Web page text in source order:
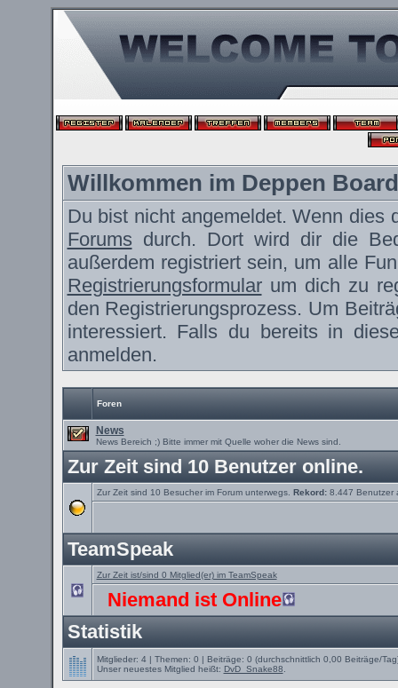
Willkommen im Deppen Board
Du bist nicht angemeldet. Wenn
Forums durch. Dort wird dir die
außerdem registriert sein, um alle
Registrierungsformularum dich zu
den Registrierungsprozess. Um
interessiert. Falls du bereits in
anmelden.
Foren
News
News Bereich ;) Bitte immer mit Quelle woher die News sind.
Zur Zeit sind 10 Benutzer online.
Zur Zeit sind 10 Besucher im Forum unterwegs. Rekord:8.447 Benutzer
TeamSpeak
Zur Zeit ist/sind 0 Mitglied(er) im TeamSpeak
Niemand ist Online
Statistik
Mitglieder: 4 | Themen: 0 | Beiträge: 0 (durchschnittlich 0,00 Beiträge/
Unser neuestes Mitglied heißt: DvD_Snake88